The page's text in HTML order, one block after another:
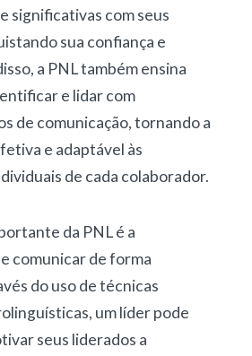
significativas com seus
sua confiança e
a PNL também ensina
e lidar com
de comunicação, tornando a
e adaptável às
de cada colaborador.
da PNL é a
comunicar de forma
do uso de técnicas
um líder pode
seus liderados a